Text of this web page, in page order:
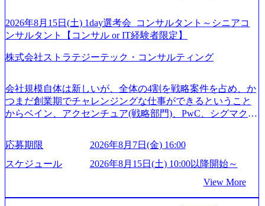
2026年8月15日(土) 1day選考会_コンサルタント～シニアコ
ンサルタント【コンサル or IT経験者限定】
株式会社ストラテジーテック・コンサルティング
会社規模自体は新しいが、全体の4割を戦略案件を占め、か
つまだ創業期でチャレンジングな仕事ができるということ
からベイン、アクセンチュア(戦略部門)、PwC、シグマクシ
が続々ジョインするピュアな戦略を伸ばす新興ファーム。
事業会社機能へ携われる可能性※SaaSプロダクト、地方創
生、メディアなど リモート比率99%、福岡や北海道在中者
業、通信業界に強みがあり、ヘルスケアな業界は広げてい
く予定 インセンティブ支給という他社にはない制度 ワンプ
応募期限
2026年8月7日(金) 16:00
スケジュール
2026年8月15日(土) 10:00以降開始～
View More